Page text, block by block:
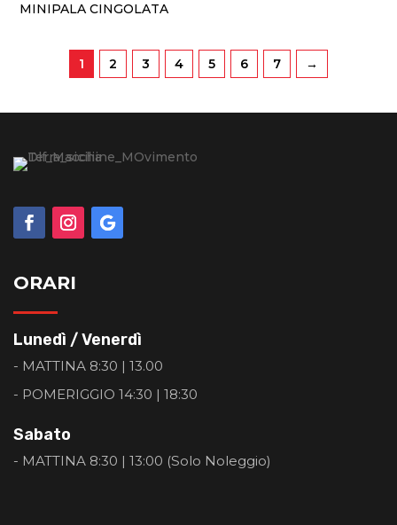
MINIPALA CINGOLATA
1 2 3 4 5 6 7 →
ORARI
Lunedì / Venerdì
- MATTINA 8:30 | 13.00
- POMERIGGIO 14:30 | 18:30
Sabato
- MATTINA 8:30 | 13:00 (Solo Noleggio)